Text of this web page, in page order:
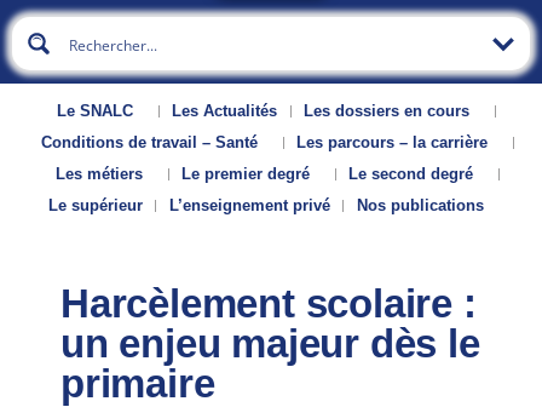
Le SNALC Les Actualités
Les dossiers en cours
Conditions de travail – Santé
Les parcours – la carrière
Les métiers
Le premier degré
Le second degré
Le supérieur
L’enseignement privé Nos publications
Harcèlement scolaire :
un enjeu majeur dès le
primaire